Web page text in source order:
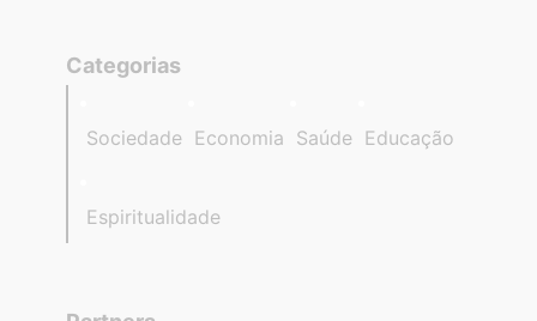
Categorias
Sociedade Economia Saúde Educação
Espiritualidade